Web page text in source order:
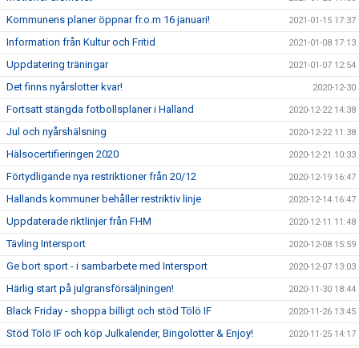
Kommunens planer öppnar fr.o.m 16 januari! 2021-01-15 17:37
Information från Kultur och Fritid 2021-01-08 17:13
Uppdatering träningar 2021-01-07 12:54
Det finns nyårslotter kvar! 2020-12-30
Fortsatt stängda fotbollsplaner i Halland 2020-12-22 14:38
Jul och nyårshälsning 2020-12-22 11:38
Hälsocertifieringen 2020 2020-12-21 10:33
Förtydligande nya restriktioner från 20/12 2020-12-19 16:47
Hallands kommuner behåller restriktiv linje 2020-12-14 16:47
Uppdaterade riktlinjer från FHM 2020-12-11 11:48
Tävling Intersport 2020-12-08 15:59
Ge bort sport - i sambarbete med Intersport 2020-12-07 13:03
Härlig start på julgransförsäljningen! 2020-11-30 18:44
Black Friday - shoppa billigt och stöd Tölö IF 2020-11-26 13:45
Stöd Tölö IF och köp Julkalender, Bingolotter & Enjoy! 2020-11-25 14:17